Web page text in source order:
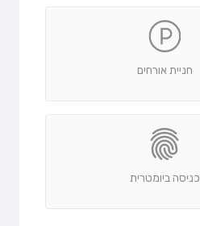
חניית אורחים
כניסה ביומטרית